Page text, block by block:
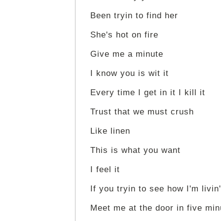
Been tryin to find her
She's hot on fire
Give me a minute
I know you is wit it
Every time I get in it I kill it
Trust that we must crush
Like linen
This is what you want
I feel it
If you tryin to see how I'm livin'
Meet me at the door in five